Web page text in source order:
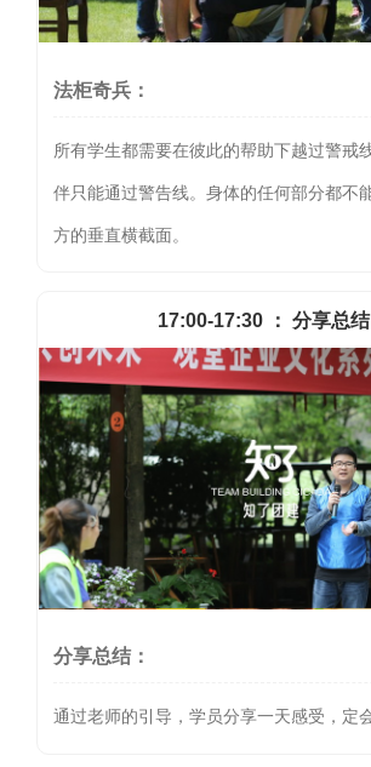
法柜奇兵：
所有学生都需要在彼此的帮助下越过警戒
伴只能通过警告线。身体的任何部分都不
方的垂直横截面。
17:00-17:30 ： 分享总
分享总结：
通过老师的引导，学员分享一天感受，定